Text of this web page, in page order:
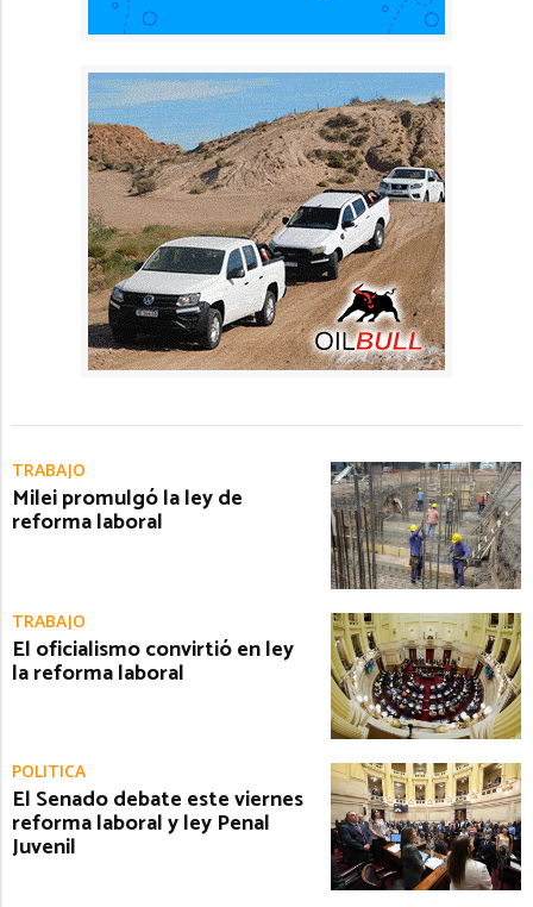
TRABAJO
Milei promulgó la ley de
reforma laboral
TRABAJO
El oficialismo convirtió en ley
la reforma laboral
POLITICA
El Senado debate este viernes
reforma laboral y ley Penal
Juvenil